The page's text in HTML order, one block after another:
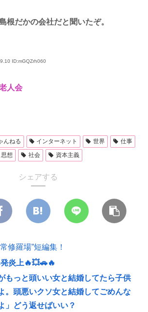
根だかの会社だと聞いたぞ。
ID:mGQZrh060
人会
んねる インターネット 世界
仕事
思想 社会 資本主義
シェアする
修羅場”短編集！
炎上🔥💥🚗🔥
もっと頭いい女と結婚してたら子供
。頭悪いクソ女と結婚してごめんな
」どう返せばいい？